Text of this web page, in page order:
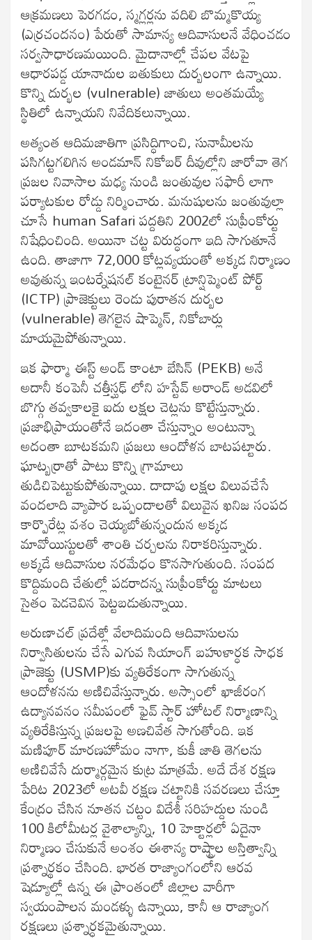
ఆక్రమణలు పెరగడం, స్మగ్లర్లను వదిలి బొమ్మకొయ్య
(ఎర్రచందనం) పేరుతో సామాన్య ఆదివాసులనే వేధించడం
సర్వసాధారణమయింది. మైదానాల్లో చేపల వేటపై
ఆధారపడ్డ యానాదుల బతుకులు దుర్బలంగా ఉన్నాయి.
కొన్ని దుర్భల (vulnerable) జాతులు అంతమయ్యే
స్థితిలో ఉన్నాయని నివేదికలున్నాయి.
అత్యంత ఆదిమజాతిగా ప్రసిద్ధిగాంచి, సునామీలను
పసిగట్టగలిగిన అండమాన్ నికోబర్ దీవుల్లోని జారోవా తెగ
ప్రజల నివాసాల మధ్య నుండి జంతువుల సఫారీ లాగా
పర్యాటకుల రోడ్డు నిర్మించారు. మనుషులను జంతువుల్లా
చూసే human Safari పద్దతిని 2002లో సుప్రీంకోర్టు
నిషేధించింది. అయినా చట్ట విరుద్ధంగా ఇది సాగుతూనే
ఉంది. తాజాగా 72,000 కోట్లవ్యయంతో అక్కడ నిర్మాణం
అవుతున్న ఇంటర్నేషనల్ కంటైనర్ ట్రాన్షిప్మెంట్ పోర్ట్
(ICTP) ప్రాజెక్టులు రెండు పురాతన దుర్బల
(vulnerable) తెగలైన షాప్మెన్, నికోబార్లు
మాయమైపోతున్నాయి.
ఇక ఫార్మా ఈస్ట్ అండ్ కాంటా బేసిన్ (PEKB) అనే
అదానీ కంపెనీ చత్తీస్ఘఢ్ లోని హస్టేవ్ అరాండ్ అడవిలో
బొగ్గు తవ్వకాలకై ఐదు లక్షల చెట్లను కొట్టేస్తున్నారు.
ప్రజాభిప్రాయంతోనే ఇదంతా చేస్తున్నాం అంటున్నా
అదంతా బూటకమని ప్రజలు ఆందోళన బాటపట్టారు.
ఘాట్బర్రాతో పాటు కొన్ని గ్రామాలు
తుడిచిపెట్టుకుపోతున్నాయి. దాదాపు లక్షల విలువచేసే
వందలాది వ్యాపార ఒప్పందాలతో విలువైన ఖనిజ సంపద
కార్పొరేట్ల వశం చెయ్యబోతున్నందున అక్కడ
మావోయిస్టులతో శాంతి చర్చలను నిరాకరిస్తున్నారు.
అక్కడే ఆదివాసుల నరమేధం కొనసాగుతుంది. సంపద
కొద్దిమంది చేతుల్లో పడరాదన్న సుప్రీంకోర్టు మాటలు
సైతం పెడచెవిన పెట్టబడుతున్నాయి.
అరుణాచల్ ప్రదేశ్లో వేలాదిమంది ఆదివాసులను
నిర్వాసితులను చేసే ఎగువ సియాంగ్ బహుళార్ధక సాధక
ప్రాజెక్టు (USMP)కు వ్యతిరేకంగా సాగుతున్న
ఆందోళనను అణిచివేస్తున్నారు. అస్సాంలో ఖాజీరంగ
ఉద్యానవనం సమీపంలో ఫైవ్ స్టార్ హోటల్ నిర్మాణాన్ని
వ్యతిరేకిస్తున్న ప్రజలపై అణచివేత సాగుతోంది. ఇక
మణిపూర్ మారణహోమం నాగా, కుకీ జాతి తెగలను
అణిచివేసే దుర్మార్గమైన కుట్ర మాత్రమే. అదే దేశ రక్షణ
పేరిట 2023లో అటవీ రక్షణ చట్టానికి సవరణలు చేస్తూ
కేంద్రం చేసిన నూతన చట్టం విదేశీ సరిహద్దుల నుండి
100 కిలోమీటర్ల వైశాల్యాన్ని, 10 హెక్టార్లలో ఏదైనా
నిర్మాణం చేసుకునే అంశం ఈశాన్య రాష్ట్రాల అస్తిత్వాన్ని
ప్రశ్నార్థకం చేసింది. భారత రాజ్యాంగంలోని ఆరవ
షెడ్యూల్లో ఉన్న ఈ ప్రాంతంలో జిల్లాల వారీగా
స్వయంపాలన మండళ్ళు ఉన్నాయి, కానీ ఆ రాజ్యాంగ
రక్షణలు ప్రశ్నార్ధకమైతున్నాయి.